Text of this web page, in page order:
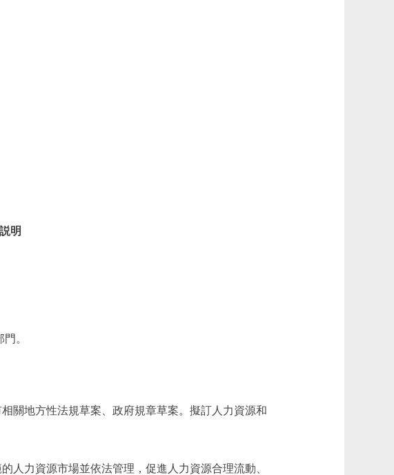
明
。
地方性法規草案、政府規章草案。擬訂人力資源和
力資源市場並依法管理，促進人力資源合理流動、